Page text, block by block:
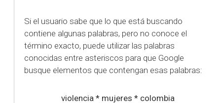
Si el usuario sabe que lo que está buscando
contiene algunas palabras, pero no conoce el
término exacto, puede utilizar las palabras
conocidas entre asteriscos para que Google
busque elementos que contengan esas palabras:
violencia * mujeres * colombia